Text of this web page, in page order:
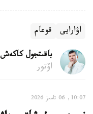
اۋارايى قوعام
باقىتجول كاكەش
اۆتور
10:07, 06 تامىز 2026